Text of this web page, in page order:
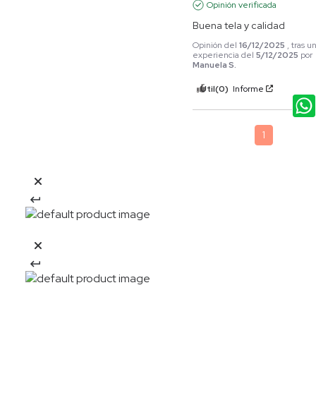
Opinión verificada
Buena tela y calidad
Opinión del16/12/2025 , tras
experiencia del5/12/2025 por
Manuela S.
Útil(0) Informe
1